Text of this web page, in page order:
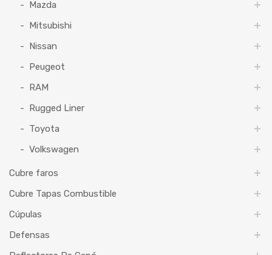
Mazda
Mitsubishi
Nissan
Peugeot
RAM
Rugged Liner
Toyota
Volkswagen
Cubre faros
Cubre Tapas Combustible
Cúpulas
Defensas